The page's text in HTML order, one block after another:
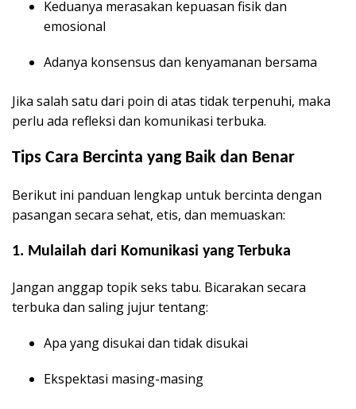
Keduanya merasakan kepuasan fisik dan
emosional
Adanya konsensus dan kenyamanan bersama
Jika salah satu dari poin di atas tidak terpenuhi, maka
perlu ada refleksi dan komunikasi terbuka.
Tips Cara Bercinta yang Baik dan Benar
Berikut ini panduan lengkap untuk bercinta dengan
pasangan secara sehat, etis, dan memuaskan:
1. Mulailah dari Komunikasi yang Terbuka
Jangan anggap topik seks tabu. Bicarakan secara
terbuka dan saling jujur tentang:
Apa yang disukai dan tidak disukai
Ekspektasi masing-masing